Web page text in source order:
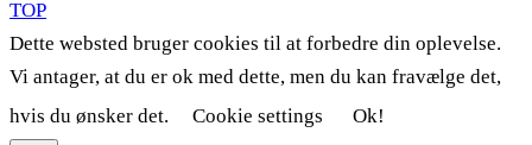
TOP
Dette websted bruger cookies til at forbedre din oplevelse.
Vi antager, at du er ok med dette, men du kan fravælge det,
hvis du ønsker det.
Cookie settings Ok!